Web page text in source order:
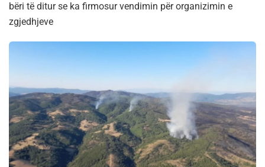
bëri të ditur se ka firmosur vendimin për organizimin e
zgjedhjeve